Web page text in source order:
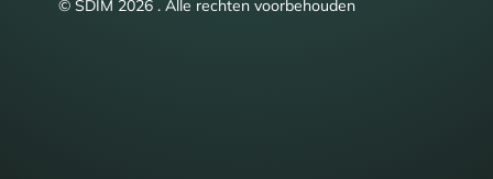
© SDIM 2026 . Alle rechten voorbehouden